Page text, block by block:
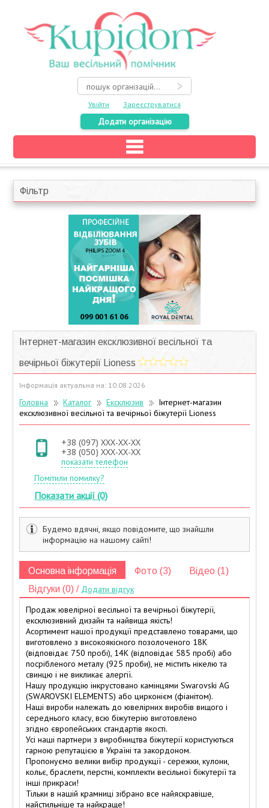
Увійти Зареєструватися
Додати організацію
Головна
Каталог
На карті
Учасники дисконтної програми
Фільтр
Інтернет-магазин ексклюзивної весільної та
вечірньої біжутерії Lioness
Інформація актуальна на: 10.08.2026
Головна Каталог Ексклюзив
Інтернет-магазин
ексклюзивної весільної та вечірньої біжутерії Lioness
+38 (097) XXX-XX-XX
+38 (050) XXX-XX-XX
показати телефон
Помітили помилку?
Показати акції (0)
Будемо вдячні, якщо повідомите, що знайшли
інформацію на нашому сайті!
Основна інформація Фото (3)
Відео (1)
Відгуки (0) / Додати відгук
Продаж ювелірної весільної та вечірньої біжутерії,
ексклюзивний дизайн та найвища якість!
Асортимент нашої продукції представлено товарами, що
виготовлено з високоякісного позолоченого 18K
(відповідає 750 пробі), 14К (відповідає 585 пробі) або
посрібленого металу (925 проби), не містить нікелю та
свинцю і не викликає алергії.
Нашу продукцію інкрустовано камінцями Swarovski AG
(SWAROVSKI ELEMENTS) або цирконієм (фіанітом).
Наші вироби належать до ювелірних виробів вищого і
середнього класу, всю біжутерію виготовлено
згідно європейських стандартів якості.
Усі наші партнери з виробництва біжутерії користуються
гарною репутацією в Україні та закордоном.
Пропонуємо велики вибір продукції - сережки, кулони,
кольє, браслети, перстні, комплекти весільної біжутерії та
інші прикраси!
Тільки в нашій крамниці зібрано все найяскравіше,
найстильніше та найкраще!